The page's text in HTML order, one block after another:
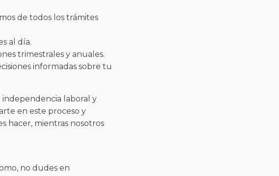
de todos los trámites
al día.
trimestrales y anuales.
informadas sobre tu
independencia laboral y
en este proceso y
hacer, mientras nosotros
no dudes en